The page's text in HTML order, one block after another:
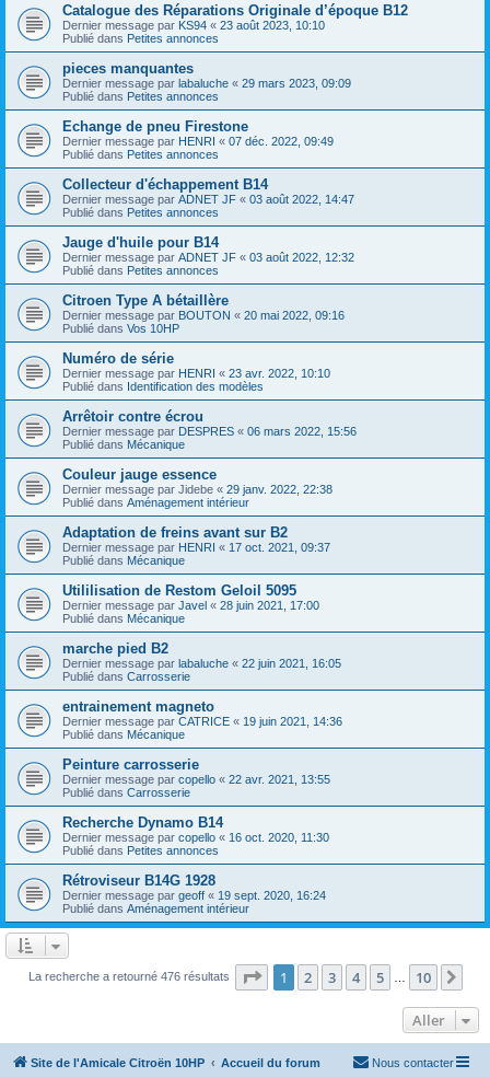
Catalogue des Réparations Originale d’époque B12
Dernier message par KS94 « 23 août 2023, 10:10
Publié dans Petites annonces
pieces manquantes
Dernier message par labaluche « 29 mars 2023, 09:09
Publié dans Petites annonces
Echange de pneu Firestone
Dernier message par HENRI « 07 déc. 2022, 09:49
Publié dans Petites annonces
Collecteur d'échappement B14
Dernier message par ADNET JF « 03 août 2022, 14:47
Publié dans Petites annonces
Jauge d'huile pour B14
Dernier message par ADNET JF « 03 août 2022, 12:32
Publié dans Petites annonces
Citroen Type A bétaillère
Dernier message par BOUTON « 20 mai 2022, 09:16
Publié dans Vos 10HP
Numéro de série
Dernier message par HENRI « 23 avr. 2022, 10:10
Publié dans Identification des modèles
Arrêtoir contre écrou
Dernier message par DESPRES « 06 mars 2022, 15:56
Publié dans Mécanique
Couleur jauge essence
Dernier message par Jidebe « 29 janv. 2022, 22:38
Publié dans Aménagement intérieur
Adaptation de freins avant sur B2
Dernier message par HENRI « 17 oct. 2021, 09:37
Publié dans Mécanique
Utililisation de Restom Geloil 5095
Dernier message par Javel « 28 juin 2021, 17:00
Publié dans Mécanique
marche pied B2
Dernier message par labaluche « 22 juin 2021, 16:05
Publié dans Carrosserie
entrainement magneto
Dernier message par CATRICE « 19 juin 2021, 14:36
Publié dans Mécanique
Peinture carrosserie
Dernier message par copello « 22 avr. 2021, 13:55
Publié dans Carrosserie
Recherche Dynamo B14
Dernier message par copello « 16 oct. 2020, 11:30
Publié dans Petites annonces
Rétroviseur B14G 1928
Dernier message par geoff « 19 sept. 2020, 16:24
Publié dans Aménagement intérieur
La recherche a retourné 476 résultats Page 1sur10
1 2 3 4 5 10
Aller
Site de l'Amicale Citroën 10HP Accueil du forum Nous contacter